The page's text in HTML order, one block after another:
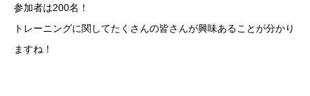
参加者は200名！
トレーニングに関してたくさんの皆さんが興味あることが分かり
ますね！